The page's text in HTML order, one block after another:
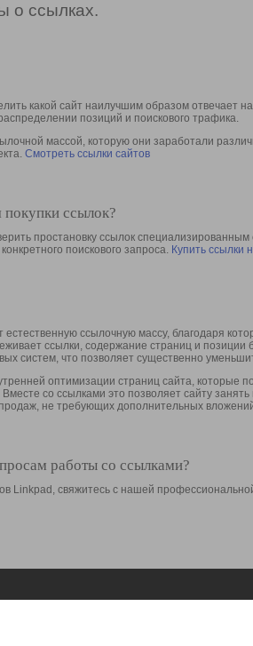
о ссылках.
какой сайт наилучшим образом отвечает
позиций и поискового трафика.
массой, которую они заработали
Смотреть ссылки сайтов
ссылок?
простановку ссылок
поискового запроса. Купить ссылки
ссылочную массу, благодаря
ссылки, содержание страниц и
систем, что позволяет существенно
оптимизации страниц сайта, которые
со ссылками это позволяет сайту
не требующих дополнительных
работы со ссылками?
Linkpad, свяжитесь с нашей